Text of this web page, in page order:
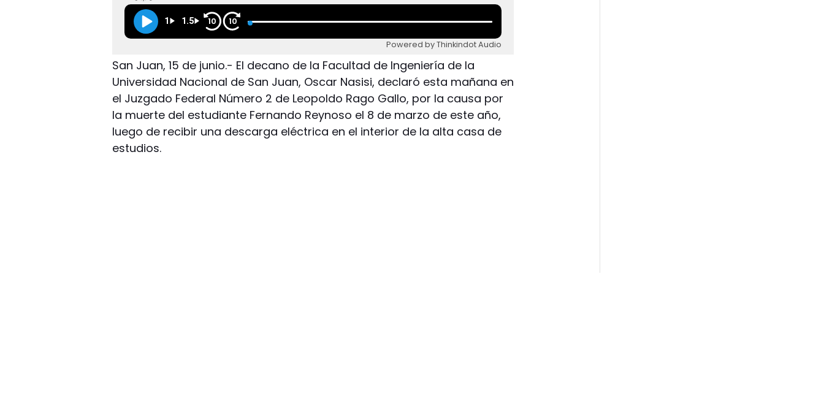
1 1.5 10 10
Powered by Thinkindot Audio
San Juan, 15 de junio.- El decano de la Facultad de Ingeniería de la
Universidad Nacional de San Juan, Oscar Nasisi, declaró esta mañana en
el Juzgado Federal Número 2 de Leopoldo Rago Gallo, por la causa por
la muerte del estudiante Fernando Reynoso el 8 de marzo de este año,
luego de recibir una descarga eléctrica en el interior de la alta casa de
estudios.